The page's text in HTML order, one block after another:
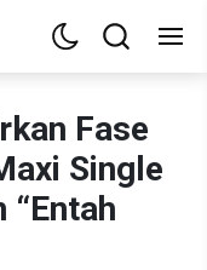
Fase
Single
“Entah